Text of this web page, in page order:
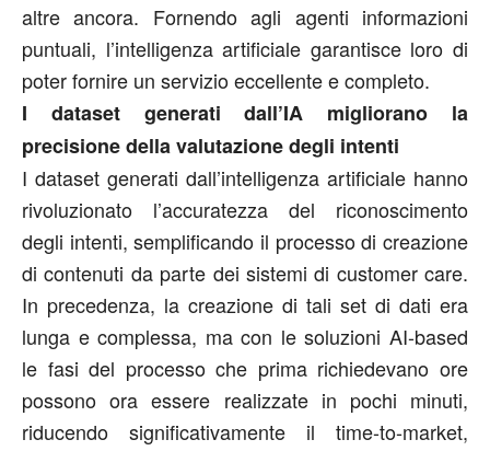
altre ancora. Fornendo agli agenti informazioni
puntuali, l’intelligenza artificiale garantisce loro di
poter fornire un servizio eccellente e completo.
I dataset generati dall’IA migliorano la
precisione della valutazione degli intenti
I dataset generati dall’intelligenza artificiale hanno
rivoluzionato l’accuratezza del riconoscimento
degli intenti, semplificando il processo di creazione
di contenuti da parte dei sistemi di customer care.
In precedenza, la creazione di tali set di dati era
lunga e complessa, ma con le soluzioni AI-based
le fasi del processo che prima richiedevano ore
possono ora essere realizzate in pochi minuti,
riducendo significativamente il time-to-market,